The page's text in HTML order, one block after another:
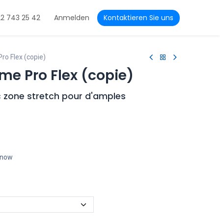
743 25 42 Anmelden Kontaktieren Sie uns
Flex (copie)
Pro Flex (copie)
stretch pour d'amples